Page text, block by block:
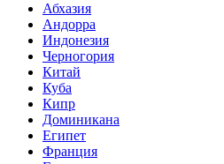
Абхазия
Андорра
Индонезия
Черногория
Китай
Куба
Кипр
Доминикана
Египет
Франция